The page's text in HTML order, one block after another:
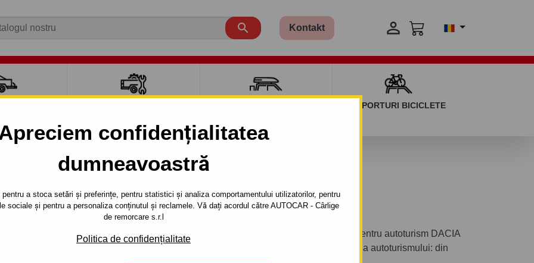
confidențialitatea
dumneavoastră
a stoca setări și preferințe, pentru statistici și analiza comportamentului utilizatorilor, pentru
sociale și pentru a personaliza conținutul și reclamele. Vă dați acordul către AUTOCAR - Cârlige
de remorcare s.r.l
Politica de confidențialitate
 Kontakt 
SUPORTURI BICICLETE
2007 - 2012
up - sistem demontabil automat cu clemă - din 2007 - 2012
DACIA MCV
Referinta:
Cârlig de remorcare demontabil automat cu clemă pentru autoturism DACIA
- typ: MCV, seria : Combi, pick up. Anul de fabricaţie a autoturismului: din